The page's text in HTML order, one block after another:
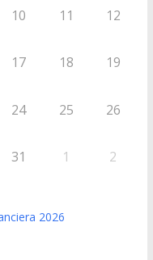
10 11 12
17 18 19
24 25 26
31 1 2
2026